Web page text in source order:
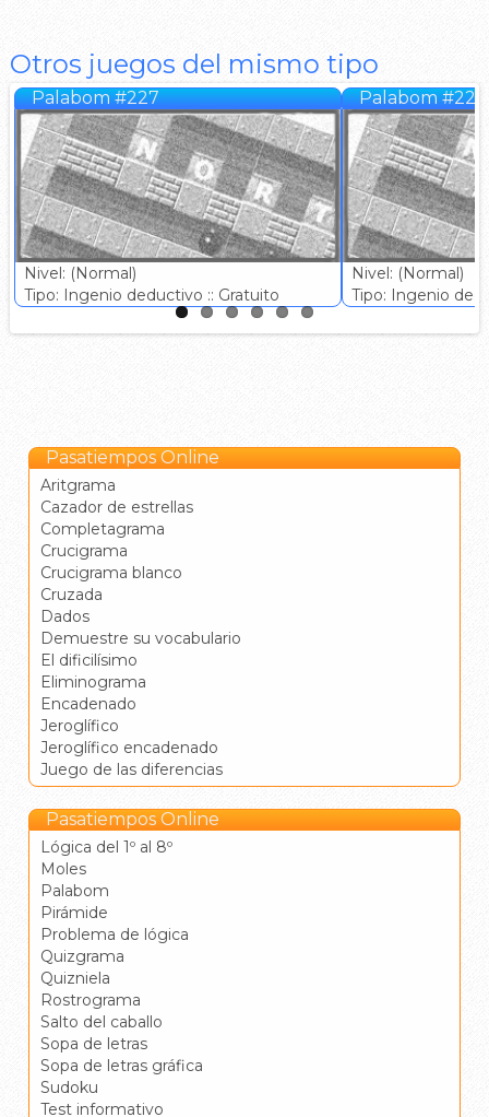
Otros juegos del mismo tipo
Palabom #227
Nivel: (Normal)
Tipo: Ingenio deductivo :: Gratuito
Palabom #228
Nivel: (Normal)
Tipo: Ingenio
Pasatiempos Online
Aritgrama
Cazador de estrellas
Completagrama
Crucigrama
Crucigrama blanco
Cruzada
Dados
Demuestre su vocabulario
El dificilísimo
Eliminograma
Encadenado
Jeroglífico
Jeroglífico encadenado
Juego de las diferencias
Pasatiempos Online
Lógica del 1º al 8º
Moles
Palabom
Pirámide
Problema de lógica
Quizgrama
Quizniela
Rostrograma
Salto del caballo
Sopa de letras
Sopa de letras gráfica
Sudoku
Test informativo